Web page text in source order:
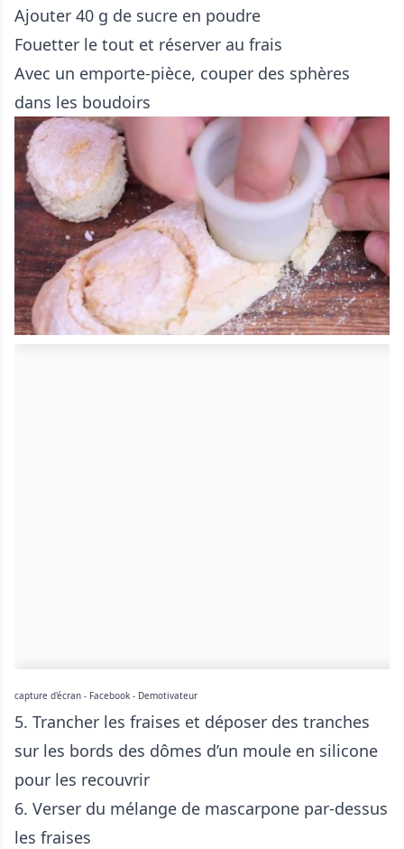
Ajouter 40 g de sucre en poudre
Fouetter le tout et réserver au frais
Avec un emporte-pièce, couper des sphères
dans les boudoirs
capture d'écran - Facebook - Demotivateur
5. Trancher les fraises et déposer des tranches
sur les bords des dômes d’un moule en silicone
pour les recouvrir
6. Verser du mélange de mascarpone par-dessus
les fraises